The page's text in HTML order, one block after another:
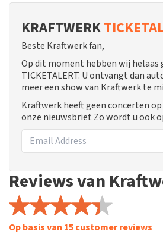
KRAFTWERK
Beste Kraftwerk fan,
Op dit moment hebben wij helaas
TICKETALERT. U ontvangt dan
meer een show van Kraftwerk te
Kraftwerk heeft geen concerten
onze nieuwsbrief. Zo wordt u ook
Reviews van
Op basis van 15 customer reviews